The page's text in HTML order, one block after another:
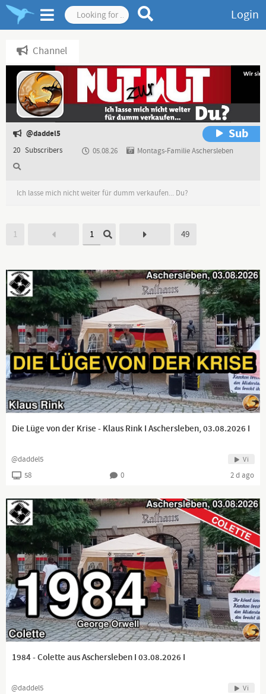
Login
Channel
Sub
@daddel5
20 Subscribers 05.08.26 Montags-Familie Aschersleben
Ich lasse mich nicht weiter für dumm verkaufen... Du?
1 49
Die Lüge von der Krise - Klaus Rink I Aschersleben, 03.08.2026 I
@daddel5 Vi
58 0 2 d ago
1984 - Colette aus Aschersleben I 03.08.2026 I
@daddel5 Vi